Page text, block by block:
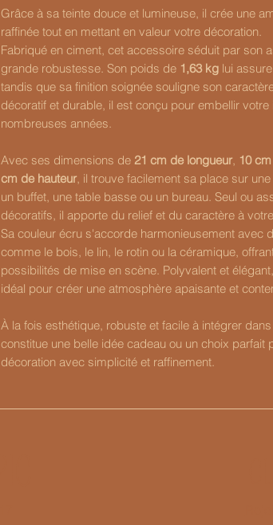
Grâce à sa teinte douce et lumineuse, il crée une
raffinée tout en mettant en valeur votre décoration.
Fabriqué en ciment, cet accessoire séduit par son
grande robustesse. Son poids de 1,63 kg lui
tandis que sa finition soignée souligne son
décoratif et durable, il est conçu pour embellir
nombreuses années.
Avec ses dimensions de 21 cm de longueur, 10
cm de hauteur, il trouve facilement sa place sur
un buffet, une table basse ou un bureau. Seul ou
décoratifs, il apporte du relief et du caractère à
Sa couleur écru s'accorde harmonieusement avec
comme le bois, le lin, le rotin ou la céramique,
possibilités de mise en scène. Polyvalent et
idéal pour créer une atmosphère apaisante et
À la fois esthétique, robuste et facile à intégrer dans
constitue une belle idée cadeau ou un choix parfait
décoration avec simplicité et raffinement.